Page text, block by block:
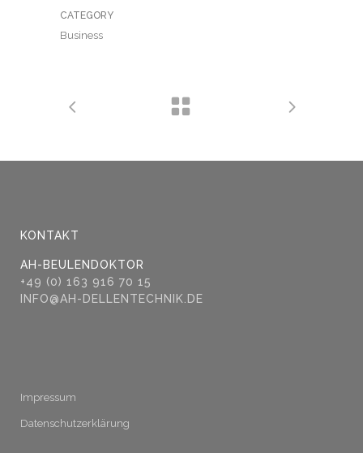
CATEGORY
Business
KONTAKT
AH-BEULENDOKTOR
+49 (0) 163 916 70 15
INFO@AH-DELLENTECHNIK.DE
Impressum
Datenschutzerklärung